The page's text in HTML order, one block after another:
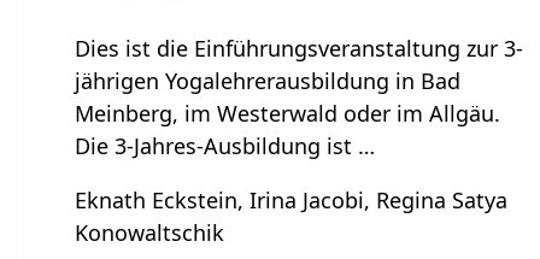
Dies ist die Einführungsveranstaltung zur 3-
jährigen Yogalehrerausbildung in Bad
Meinberg, im Westerwald oder im Allgäu.
Die 3-Jahres-Ausbildung ist …
Eknath Eckstein, Irina Jacobi, Regina Satya
Konowaltschik